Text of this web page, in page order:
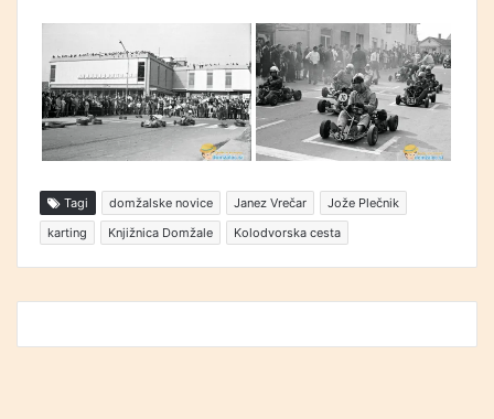
Tagi domžalske novice Janez Vrečar
Jože Plečnik
karting
Knjižnica Domžale Kolodvorska cesta